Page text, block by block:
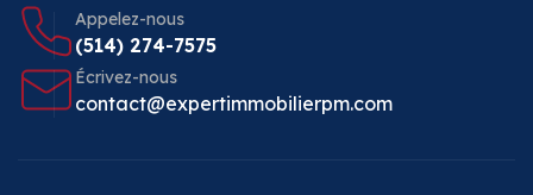
Appelez-nous
(514) 274-7575
Écrivez-nous
contact@expertimmobilierpm.com